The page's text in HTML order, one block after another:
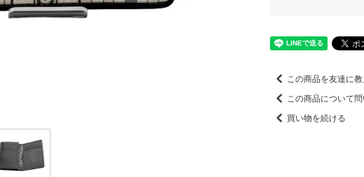
この商品を友達に
この商品について
買い物を続ける